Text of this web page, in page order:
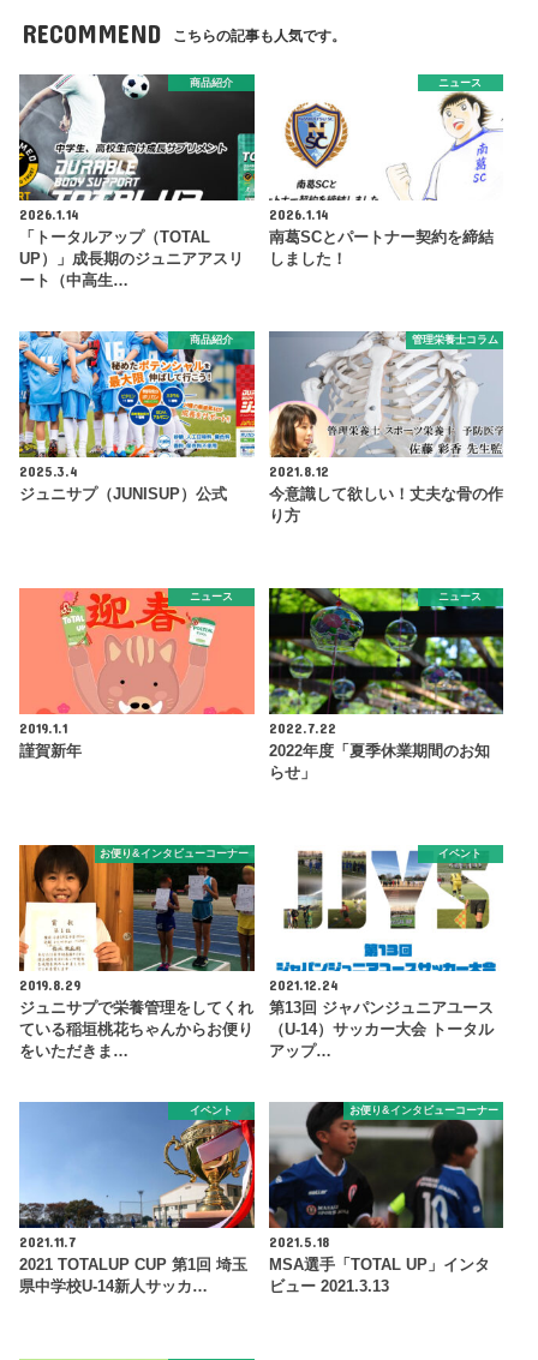
RECOMMEND こちらの記事も人気です。
商品紹介
2026.1.14
「トータルアップ（TOTAL
UP）」成長期のジュニアアスリ
ート（中高生…
ニュース
2026.1.14
南葛SCとパートナー契約を締結
しました！
商品紹介
2025.3.4
ジュニサプ（JUNISUP）公式
管理栄養士コラム
2021.8.12
今意識して欲しい！丈夫な骨の作
り方
ニュース
2019.1.1
謹賀新年
ニュース
2022.7.22
2022年度「夏季休業期間のお知
らせ」
お便り&インタビューコーナー
2019.8.29
ジュニサプで栄養管理をしてくれ
ている稲垣桃花ちゃんからお便り
をいただきま…
イベント
2021.12.24
第13回 ジャパンジュニアユース
（U-14）サッカー大会 トータル
アップ…
イベント
2021.11.7
2021 TOTALUP CUP 第1回 埼玉
県中学校U-14新人サッカ…
お便り&インタビューコーナー
2021.5.18
MSA選手「TOTAL UP」インタ
ビュー 2021.3.13